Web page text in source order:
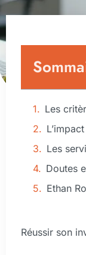
Doutes
Ethan
Réussir son